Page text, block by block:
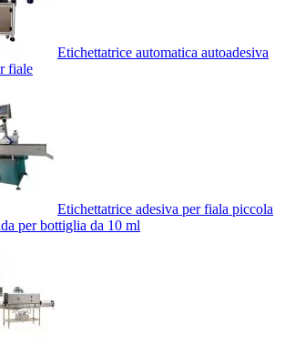
Etichettatrice automatica autoadesiva
fiale
Etichettatrice adesiva per fiala piccola
per bottiglia da 10 ml